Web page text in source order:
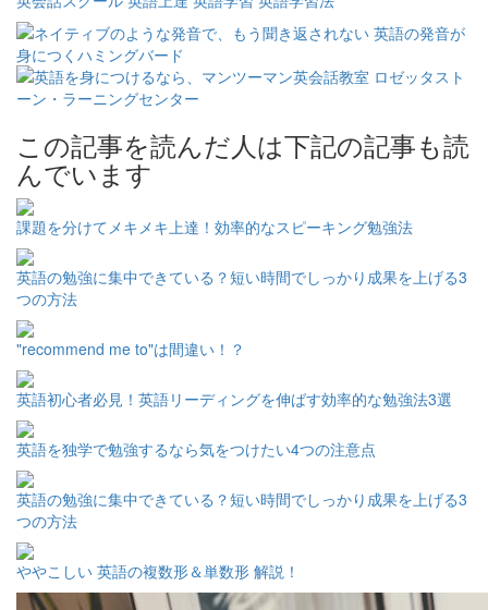
この記事を読んだ人は下記の記事も読
んでいます
課題を分けてメキメキ上達！効率的なスピーキング勉強法
英語の勉強に集中できている？短い時間でしっかり成果を上げる3
つの方法
"recommend me to"は間違い！？
英語初心者必見！英語リーディングを伸ばす効率的な勉強法3選
英語を独学で勉強するなら気をつけたい4つの注意点
英語の勉強に集中できている？短い時間でしっかり成果を上げる3
つの方法
ややこしい 英語の複数形＆単数形 解説！